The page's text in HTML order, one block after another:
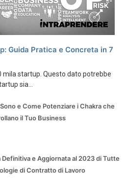
Guida Pratica e Concreta in 7
mila startup. Questo dato potrebbe
sia...
e Come Potenziare i Chakra che
il Tuo Business
Definitiva e Aggiornata al 2023 di Tutte
di Contratto di Lavoro